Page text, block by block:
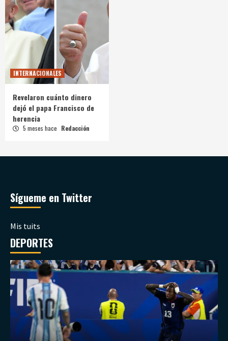
INTERNACIONALES
Revelaron cuánto dinero
dejó el papa Francisco de
herencia
5 meses hace Redacción
Sígueme en Twitter
Mis tuits
DEPORTES